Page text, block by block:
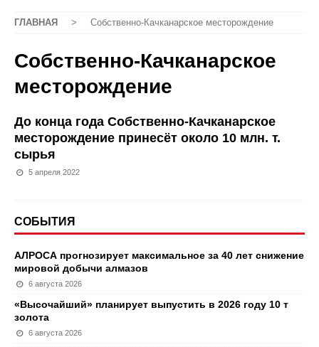
ГЛАВНАЯ > Собственно-Качканарское месторождение
Собственно-Качканарское
месторождение
До конца года Собственно-Качканарское
месторождение принесёт около 10 млн. т.
сырья
5 апреля 2022
СОБЫТИЯ
АЛРОСА прогнозирует максимальное за 40 лет снижение
мировой добычи алмазов
6 августа 2026
«Высочайший» планирует выпустить в 2026 году 10 т
золота
6 августа 2026